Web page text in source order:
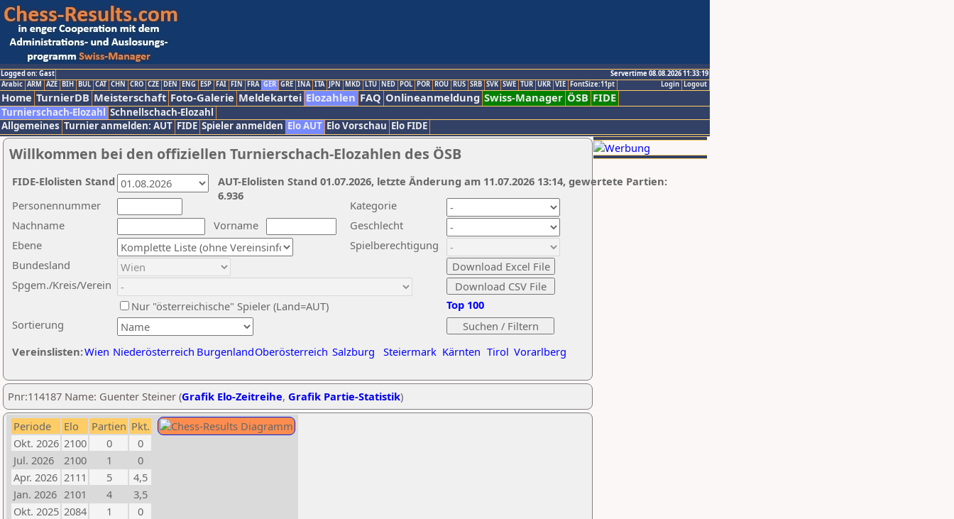
Logged on: Gast
Servertime 08.08.2026 11:33:19
Logout
Login
Arabic ARM AZE BIH BUL CAT CHN CRO CZE DEN ENG ESP FAI FIN FRA GER GRE INA ITA JPN MKD LTU NED POL POR ROU RUS SRB SVK SWE TUR UKR VIE FontSize:11pt
Home TurnierDB Meisterschaft Foto-Galerie Meldekartei Elozahlen FAQ Onlineanmeldung Swiss-Manager ÖSB FIDE
Turnierschach-Elozahl Schnellschach-Elozahl
Allgemeines Turnier anmelden: AUT FIDE Spieler anmelden Elo AUT Elo Vorschau Elo FIDE
Willkommen bei den offiziellen Turnierschach-Elozahlen des ÖSB
Nachname
Vorname
Ebene
Kategorie
Sortierung
Personennummer
Bundesland
Spgem./Kreis/Verein
Geschlecht
Nur "österreichische" Spieler (Land=AUT)
Spielberechtigung
Vereinslisten:Wien Niederösterreich BurgenlandOberösterreich Salzburg Steiermark Kärnten Tirol Vorarlberg
Top 100
AUT-Elolisten Stand 01.07.2026, letzte Änderung am 11.07.2026 13:14, gewertete Partien:
6.936
FIDE-Elolisten Stand
Pnr:114187 Name: Guenter Steiner (Grafik Elo-Zeitreihe, Grafik Partie-Statistik)
Periode Elo Partien Pkt.
Okt. 2026 2100 0
0
Jul. 2026
2100 1
0
Apr. 2026 2111 5
4,5
Jan. 2026 2101 4
3,5
Okt. 2025 2084 1
0